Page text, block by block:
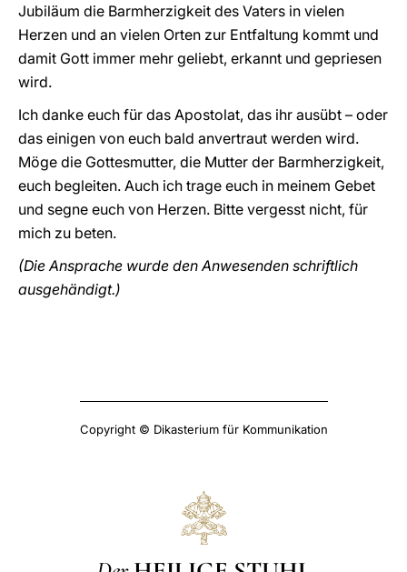
Jubiläum die Barmherzigkeit des Vaters in vielen
Herzen und an vielen Orten zur Entfaltung kommt und
damit Gott immer mehr geliebt, erkannt und gepriesen
wird.
Ich danke euch für das Apostolat, das ihr ausübt – oder
das einigen von euch bald anvertraut werden wird.
Möge die Gottesmutter, die Mutter der Barmherzigkeit,
euch begleiten. Auch ich trage euch in meinem Gebet
und segne euch von Herzen. Bitte vergesst nicht, für
mich zu beten.
(Die Ansprache wurde den Anwesenden schriftlich
ausgehändigt.)
Copyright © Dikasterium für Kommunikation